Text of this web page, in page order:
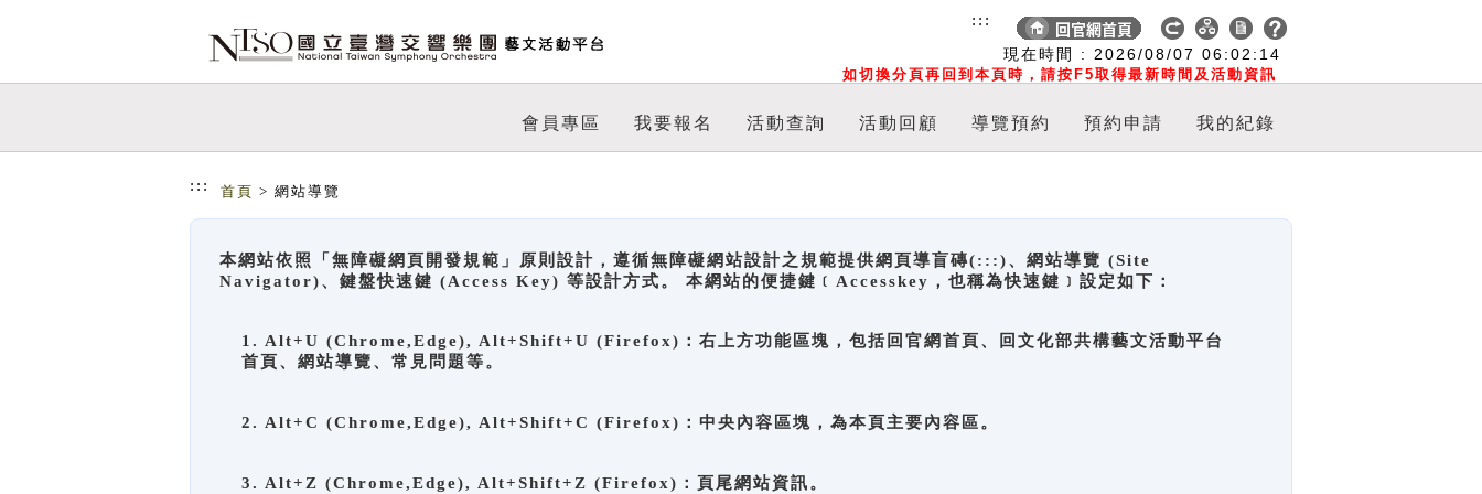
現在時間 : 2026/08/07 06:02:15
如切換分頁再回到本頁時，請按F5取得最新時間及活動資訊
:::
會員專區 我要報名 活動查詢 活動回顧 導覽預約 預約申請 我的紀錄
::: 首頁 > 網站導覽
本網站依照「無障礙網頁開發規範」原則設計，遵循無障礙網站設計之規範提供網頁導盲磚(:::)、網站導覽 (Site
Navigator)、鍵盤快速鍵 (Access Key) 等設計方式。 本網站的便捷鍵﹝Accesskey，也稱為快速鍵﹞設定如下：
1. Alt+U (Chrome,Edge), Alt+Shift+U (Firefox)：右上方功能區塊，包括回官網首頁、回文化部共構藝文活動平台
首頁、網站導覽、常見問題等。
2. Alt+C (Chrome,Edge), Alt+Shift+C (Firefox)：中央內容區塊，為本頁主要內容區。
3. Alt+Z (Chrome,Edge), Alt+Shift+Z (Firefox)：頁尾網站資訊。